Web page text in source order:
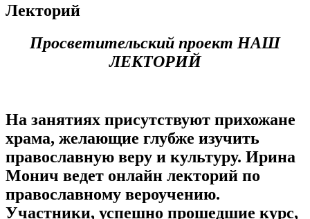
Лекторий
Просветительский проект НАШ
ЛЕКТОРИЙ
На занятиях присутствуют прихожане
храма, желающие глубже изучить
православную веру и культуру. Ирина
Монич ведет онлайн лекторий по
православному вероучению.
Участники, успешно прошедшие курс,